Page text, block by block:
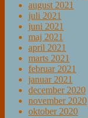
august 2021
juli 2021
juni 2021
maj 2021
april 2021
marts 2021
februar 2021
januar 2021
december 2020
november 2020
oktober 2020